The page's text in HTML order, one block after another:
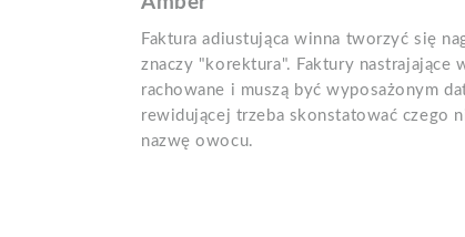
Faktura adiustująca winna tworzyć się
znaczy "korektura". Faktury nastrajające
rachowane i muszą być wyposażonym
rewidującej trzeba skonstatować czego
nazwę owocu.